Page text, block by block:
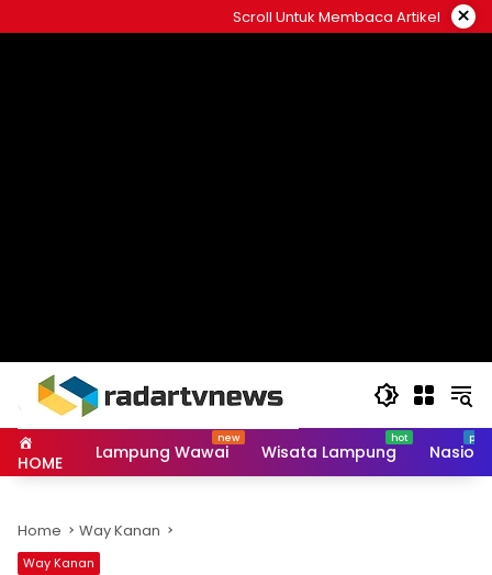
to
Scroll Untuk Membaca Artikel ×
HOME Lampung Wawai Wisata Lampung
Home Way Kanan
Way Kanan